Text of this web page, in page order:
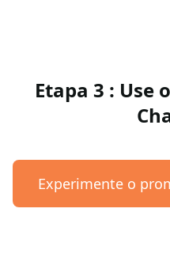
Etapa 3 : Use
Experimente o